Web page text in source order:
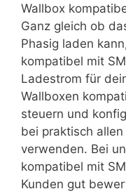
Wallbox
Ganz gleich ob
Phasig laden
kompatibel mit
Ladestrom für
Wallboxen
steuern und
bei praktisch
verwenden. Bei
kompatibel mit
Kunden gut